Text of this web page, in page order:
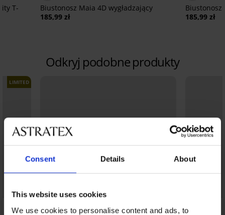
Consent Details About
This website uses cookies
We use cookies to personalise content and ads, to
T-
Biustonosz Maia 4D wygładzający
185,99 zł
Biustonosz
185,99 zł
Odkryj podobne produkty
LIMITED